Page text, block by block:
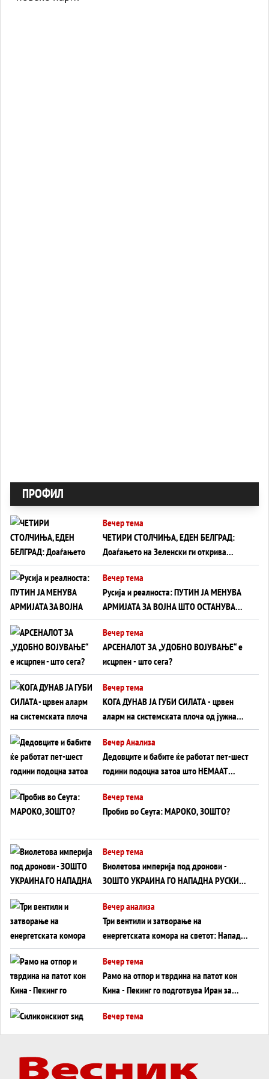
ПРОФИЛ
Вечер тема
ЧЕТИРИ СТОЛЧИЊА, ЕДЕН БЕЛГРАД:
Доаѓањето на Зеленски ги открива
тајните на политиката на балансирање
на Вучиќ
Вечер тема
Русија и реалноста: ПУТИН ЈА МЕНУВА
АРМИЈАТА ЗА ВОЈНА ШТО ОСТАНУВА
БЕЗ ФРОНТ
Вечер тема
АРСЕНАЛОТ ЗА „УДОБНО ВОЈУВАЊЕ“ е
исцрпен - што сега?
Вечер тема
КОГА ДУНАВ ЈА ГУБИ СИЛАТА - црвен
аларм на системската плоча од јужна
Германија до Црното Море...
Вечер Анализа
Дедовците и бабите ќе работат пет-шест
години подоцна затоа што НЕМААТ
ВНУЦИ ДА ГИ ЗАМЕНАТ
Вечер тема
Пробив во Сеута: МАРОКО, ЗОШТО?
Вечер тема
Виолетова империја под дронови -
ЗОШТО УКРАИНА ГО НАПАДНА РУСКИОТ
WILDBERRIES
Вечер анализа
Три вентили и затворање на
енергетската комора на светот: Нападот
во Суец најавува глобален енергетски
инфаркт?
Вечер тема
Рамо на отпор и тврдина на патот кон
Кина - Пекинг го подготвува Иран за
американска копнена инвазија
Вечер тема
Вечер тема